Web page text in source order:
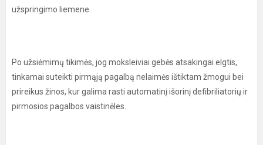
užspringimo liemene.
Po užsiėmimų tikimės, jog moksleiviai gebės atsakingai elgtis,
tinkamai suteikti pirmąją pagalbą nelaimės ištiktam žmogui bei
prireikus žinos, kur galima rasti automatinį išorinį defibriliatorių ir
pirmosios pagalbos vaistinėles.